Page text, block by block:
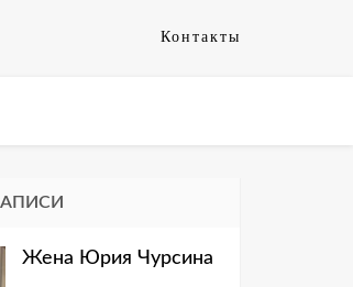
Контакты
Жена Юрия Чурсина